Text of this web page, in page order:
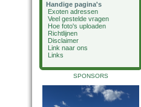
Handige pagina's
Exoten adressen
Veel gestelde vragen
Hoe foto's uploaden
Richtlijnen
Disclaimer
Link naar ons
Links
SPONSORS